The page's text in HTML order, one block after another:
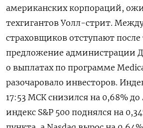
американских корпораций,
техгигантов Уолл-стрит.
страховщиков отступают после
предложение ​администрации
⁠о выплатах по программе
разочаровало инвесторов.
17:53 МСК снизился на 0,‌68% до
‍индекс S&P 500 поднялся на